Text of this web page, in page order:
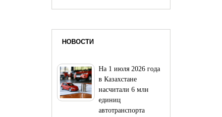
НОВОСТИ
На 1 июля 2026 года
в Казахстане
насчитали 6 млн
единиц
автотранспорта